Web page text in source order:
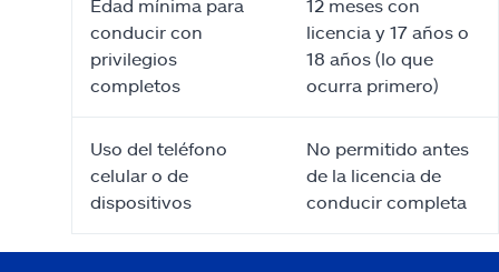
Edad mínima para
conducir con
privilegios
completos
12 meses con
licencia y 17 años o
18 años (lo que
ocurra primero)
Uso del teléfono
celular o de
dispositivos
No permitido antes
de la licencia de
conducir completa